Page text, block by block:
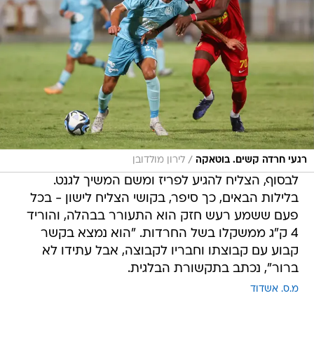
רגעי חרדה קשים. בוטאקה / לירון מולדובן
לבסוף, הצליח להגיע לפריז ומשם המשיך לגנט.
בלילות הבאים, כך סיפר, בקושי הצליח לישון - בכל
פעם ששמע רעש חזק הוא התעורר בבהלה, והוריד
4 ק"ג ממשקלו בשל החרדות. "הוא נמצא בקשר
קבוע עם קבוצתו וחבריו לקבוצה, אבל עתידו לא
ברור", נכתב בתקשורת הבלגית.
מ.ס. אשדוד